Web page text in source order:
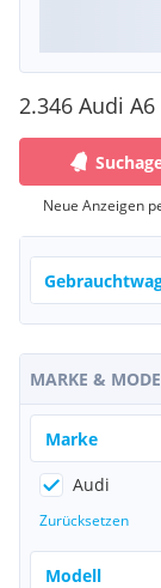
2.346 Audi
Neue Anzeigen
MARKE &
Marke
Audi
Zurücksetzen
Modell